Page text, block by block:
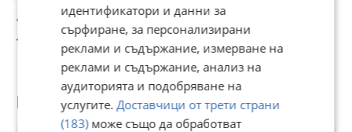
1 000 €
1 955,83 лв
10 000 €
19 558,30 лв
1 369,08 лв
Потребител
идентификатори и данни за
сърфиране, за персонализирани
реклами и съдържание, измерване на
реклами и съдържание, анализ на
аудиторията и подобряване на
услугите. Доставчици от трети страни
(183)може също да обработват